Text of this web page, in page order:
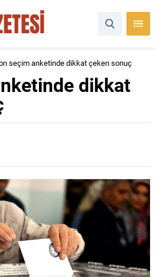
seçim anketinde dikkat çeken sonuç
dikkat